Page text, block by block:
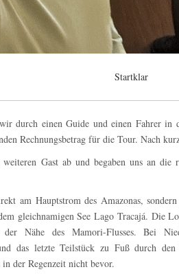
Startklar
durch einen Guide und einen Fahrer in
Rechnungsbetrag für die Tour. Nach
Gast ab und begaben uns an
am Hauptstrom des Amazonas,
gleichnamigen See Lago Tracajá. Die
Nähe des Mamori-Flusses. Bei
das letzte Teilstück zu Fuß durch
der Regenzeit nicht bevor.